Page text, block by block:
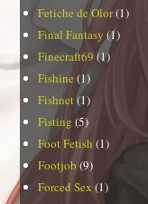
Fetiche de Olor(1)
Final Fantasy (1)
Finecraft69 (1)
Fishine (1)
Fishnet(1)
Fisting (5)
Foot Fetish (1)
Footjob (9)
Forced Sex (1)